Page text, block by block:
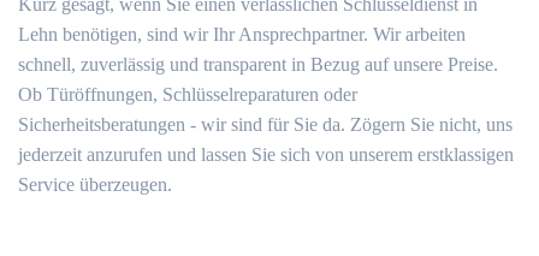
Kurz gesagt, wenn Sie einen verlässlichen Schlüsseldienst in
Lehn benötigen, sind wir Ihr Ansprechpartner. Wir arbeiten
schnell, zuverlässig und transparent in Bezug auf unsere Preise.
Ob Türöffnungen, Schlüsselreparaturen oder
Sicherheitsberatungen - wir sind für Sie da. Zögern Sie nicht, uns
jederzeit anzurufen und lassen Sie sich von unserem erstklassigen
Service überzeugen.